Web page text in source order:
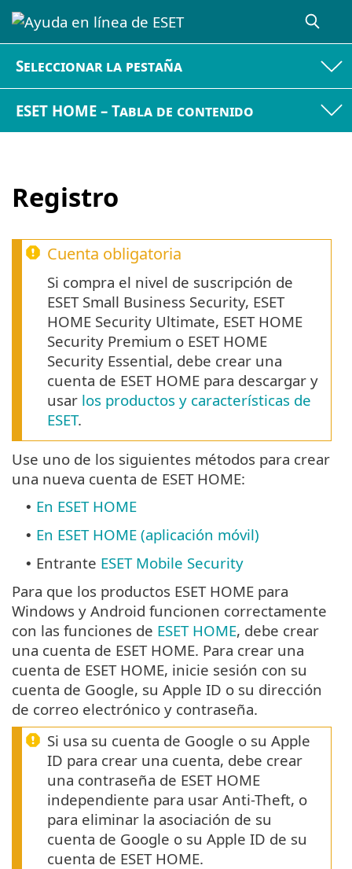
Seleccionar la pestaña
ESET HOME – Tabla de contenido
Registro
Cuenta obligatoria
Si compra el nivel de suscripción de
ESET Small Business Security, ESET
HOME Security Ultimate, ESET HOME
Security Premium o ESET HOME
Security Essential, debe crear una
cuenta de ESET HOME para descargar y
usar los productos y características de
ESET.
Use uno de los siguientes métodos para crear
una nueva cuenta de ESET HOME:
• En ESET HOME
• En ESET HOME (aplicación móvil)
• Entrante ESET Mobile Security
Para que los productos ESET HOME para
Windows y Android funcionen correctamente
con las funciones de ESET HOME, debe crear
una cuenta de ESET HOME. Para crear una
cuenta de ESET HOME, inicie sesión con su
cuenta de Google, su Apple ID o su dirección
de correo electrónico y contraseña.
Si usa su cuenta de Google o su Apple
ID para crear una cuenta, debe crear
una contraseña de ESET HOME
independiente para usar Anti-Theft, o
para eliminar la asociación de su
cuenta de Google o su Apple ID de su
cuenta de ESET HOME.